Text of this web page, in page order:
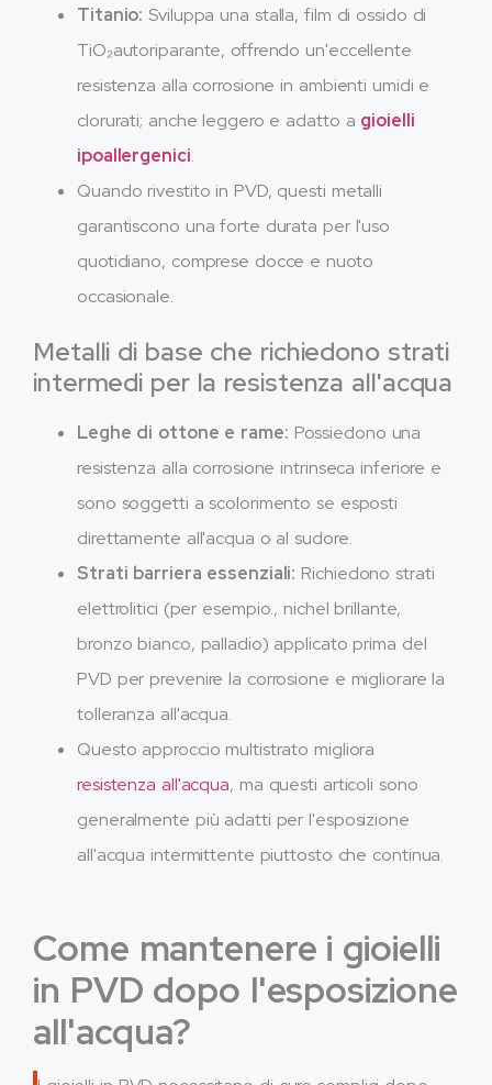
Titanio: Sviluppa una stalla, film di ossido di
TiO₂autoriparante, offrendo un'eccellente
resistenza alla corrosione in ambienti umidi e
clorurati; anche leggero e adatto a gioielli
ipoallergenici.
Quando rivestito in PVD, questi metalli
garantiscono una forte durata per l'uso
quotidiano, comprese docce e nuoto
occasionale.
Metalli di base che richiedono strati
intermedi per la resistenza all'acqua
Leghe di ottone e rame: Possiedono una
resistenza alla corrosione intrinseca inferiore e
sono soggetti a scolorimento se esposti
direttamente all'acqua o al sudore.
Strati barriera essenziali: Richiedono strati
elettrolitici (per esempio., nichel brillante,
bronzo bianco, palladio) applicato prima del
PVD per prevenire la corrosione e migliorare la
tolleranza all'acqua.
Questo approccio multistrato migliora
resistenza all'acqua, ma questi articoli sono
generalmente più adatti per l'esposizione
all'acqua intermittente piuttosto che continua.
Come mantenere i gioielli
in PVD dopo l'esposizione
all'acqua?